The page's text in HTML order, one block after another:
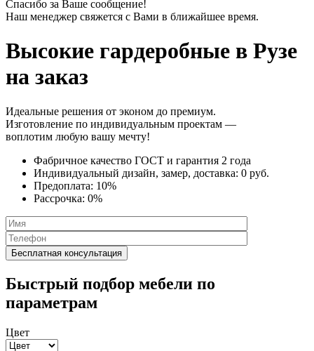
Спасибо за Ваше сообщение!
Наш менеджер свяжется с Вами в ближайшее время.
Высокие гардеробные в Рузе
на заказ
Идеальные решения от эконом до премиум.
Изготовление по индивидуальным проектам —
воплотим любую вашу мечту!
Фабричное качество ГОСТ и гарантия 2 года
Индивидуальный дизайн, замер, доставка: 0 руб.
Предоплата: 10%
Рассрочка: 0%
Быстрый подбор мебели по
параметрам
Цвет